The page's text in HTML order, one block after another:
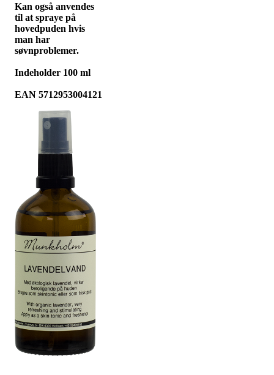
Kan også anvendes
til at spraye på
hovedpuden hvis
man har
søvnproblemer.
Indeholder 100 ml
EAN 5712953004121